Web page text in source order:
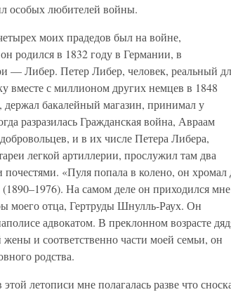
особых любителей войны.
моих прадедов был на войне,
родился в 1832 году в Германии, в
— Либер. Петер Либер, человек, реальный
вместе с миллионом других немцев в 1848
бакалейный магазин, принимал у
разразилась Гражданская война, Авраам
и в их числе Петера Либера,
легкой артиллерии, прослужил там два
«Пуля попала в колено, он хромал
На самом деле он приходился мне
моего отца, Гертруды Шнулль-Раух. Он
адвокатом. В преклонном возрасте
и соответственно части моей семьи, он
родства.
летописи мне полагалась разве что